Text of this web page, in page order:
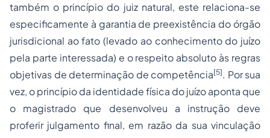
também o princípio do juiz natural, este relaciona-se
especificamente à garantia de preexistência do órgão
jurisdicional ao fato (levado ao conhecimento do juízo
pela parte interessada) e o respeito absoluto às regras
objetivas de determinação de competência[5]. Por sua
vez, o princípio da identidade física do juízo aponta que
o magistrado que desenvolveu a instrução deve
proferir julgamento final, em razão da sua vinculação